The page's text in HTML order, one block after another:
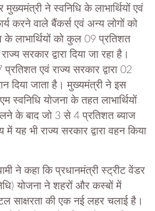
ने स्वनिधि के लाभार्थियों एवं
करने वाले बैंकर्स एवं अन्य लोगों को
के लाभार्थियों को कुल 09 प्रतिशत
सरकार द्वारा दिया जा रहा है।
एवं राज्य सरकार द्वारा 02
दिया जाता है। मुख्यमंत्री ने इस
स्वनिधि योजना के तहत लाभार्थियों
के बाद जो 3 से 4 प्रतिशत ब्याज
यह भी राज्य सरकार द्वारा वहन किया
ने कहा कि प्रधानमंत्री स्ट्रीट वेंडर
योजना ने शहरों और कस्बों में
साक्षरता की एक नई लहर चलाई है।